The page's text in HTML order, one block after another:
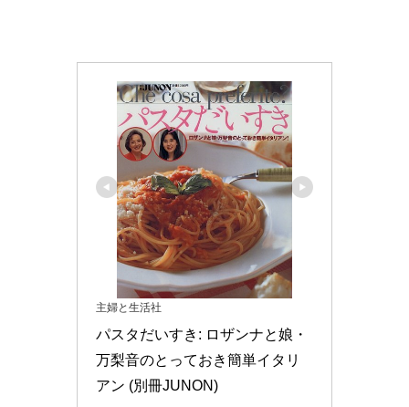
主婦と生活社
パスタだいすき: ロザンナと娘・
万梨音のとっておき簡単イタリ
アン (別冊JUNON)